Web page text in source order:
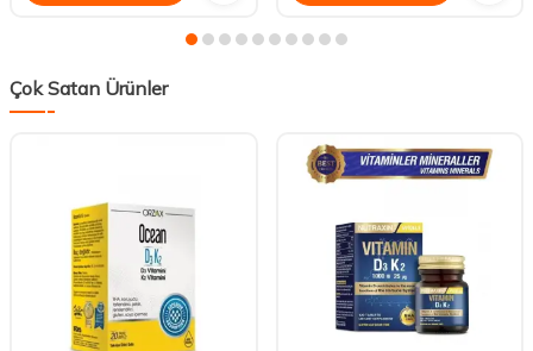
Çok Satan Ürünler